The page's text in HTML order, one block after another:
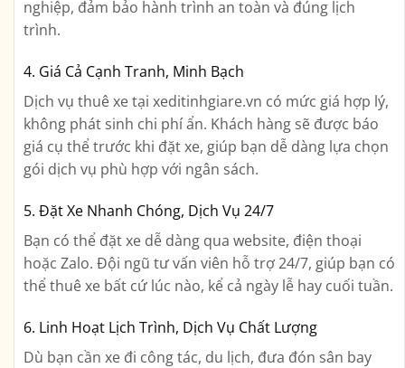
nghiệp, đảm bảo hành trình an toàn và đúng lịch
trình.
4. Giá Cả Cạnh Tranh, Minh Bạch
Dịch vụ thuê xe tại xeditinhgiare.vn có mức giá hợp lý,
không phát sinh chi phí ẩn. Khách hàng sẽ được báo
giá cụ thể trước khi đặt xe, giúp bạn dễ dàng lựa chọn
gói dịch vụ phù hợp với ngân sách.
5. Đặt Xe Nhanh Chóng, Dịch Vụ 24/7
Bạn có thể đặt xe dễ dàng qua website, điện thoại
hoặc Zalo. Đội ngũ tư vấn viên hỗ trợ 24/7, giúp bạn có
thể thuê xe bất cứ lúc nào, kể cả ngày lễ hay cuối tuần.
6. Linh Hoạt Lịch Trình, Dịch Vụ Chất Lượng
Dù bạn cần xe đi công tác, du lịch, đưa đón sân bay